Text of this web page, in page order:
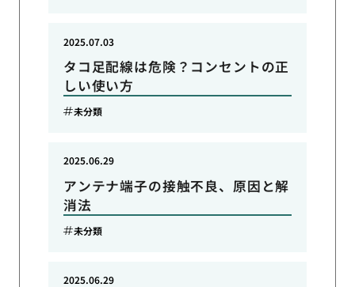
タコ足配線は危険？コンセントの正
しい使い方
2025.07.03
未分類
アンテナ端子の接触不良、原因と解
消法
2025.06.29
未分類
2025.06.29